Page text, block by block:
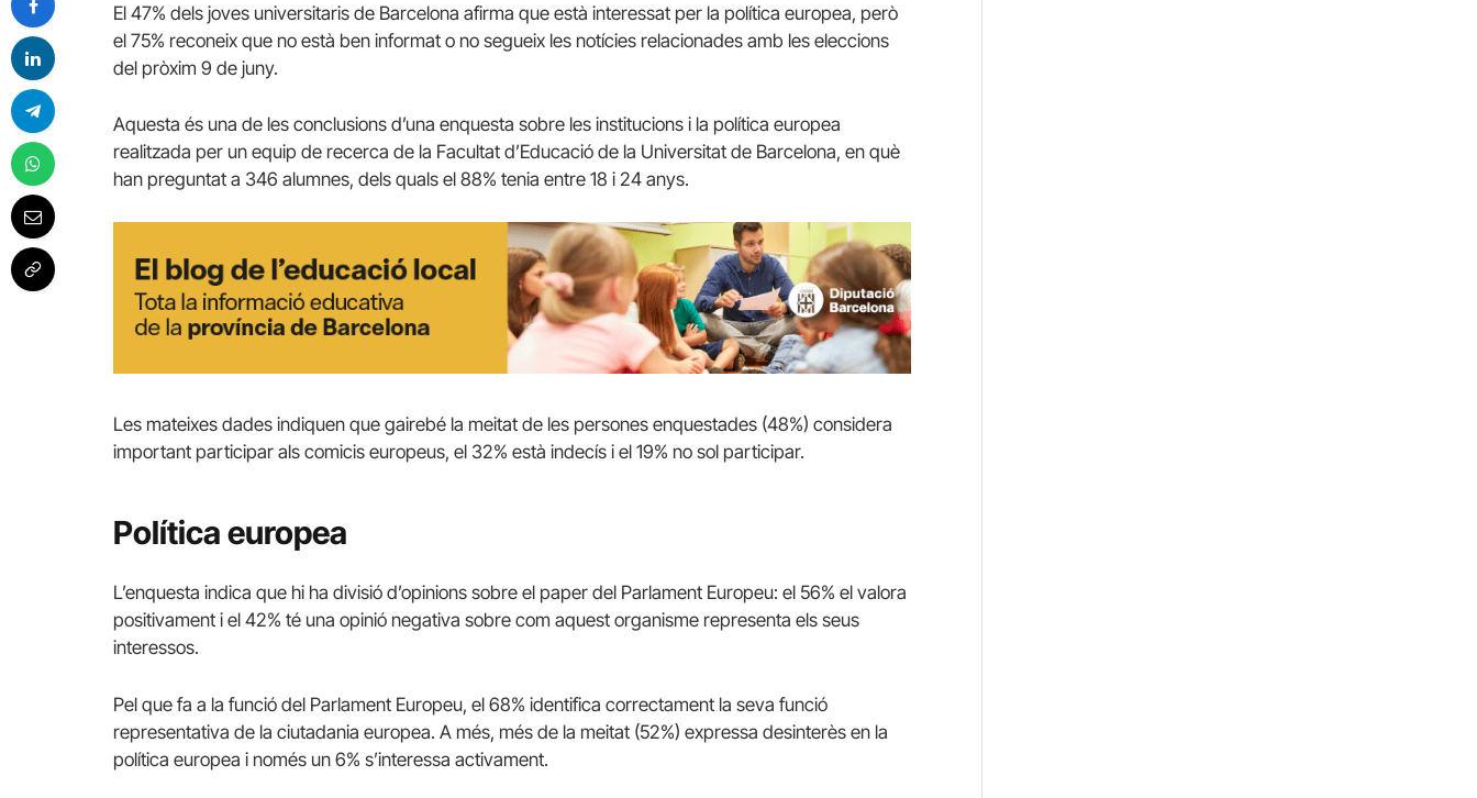
El 47% dels joves universitaris de Barcelona afirma que està interessat per la política europea, però
el 75% reconeix que no està ben informat o no segueix les notícies relacionades amb les eleccions
del pròxim 9 de juny.
Aquesta és una de les conclusions d’una enquesta sobre les institucions i la política europea
realitzada per un equip de recerca de la Facultat d’Educació de la Universitat de Barcelona, en què
han preguntat a 346 alumnes, dels quals el 88% tenia entre 18 i 24 anys.
Les mateixes dades indiquen que gairebé la meitat de les persones enquestades (48%) considera
important participar als comicis europeus, el 32% està indecís i el 19% no sol participar.
Política europea
L’enquesta indica que hi ha divisió d’opinions sobre el paper del Parlament Europeu: el 56% el valora
positivament i el 42% té una opinió negativa sobre com aquest organisme representa els seus
interessos.
Pel que fa a la funció del Parlament Europeu, el 68% identifica correctament la seva funció
representativa de la ciutadania europea. A més, més de la meitat (52%) expressa desinterès en la
política europea i només un 6% s’interessa activament.